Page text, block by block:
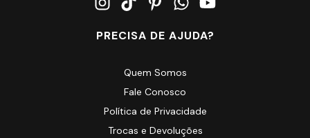
PRECISA DE AJUDA?
Quem Somos
Fale Conosco
Política de Privacidade
Trocas e Devoluções